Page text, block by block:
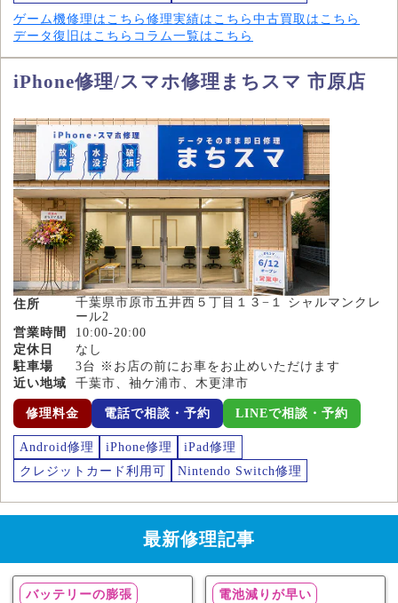
ゲーム機修理はこちら 修理実績はこちら 中古買取はこちら
データ復旧はこちら コラム一覧はこちら
iPhone修理/スマホ修理まちスマ 市原店
住所
千葉県市原市五井西５丁目１３−１ シャルマンクレ
ール2
営業時間
10:00-20:00
定休日
なし
駐車場
3台 ※お店の前にお車をお止めいただけます
近い地域
千葉市、袖ケ浦市、木更津市
修理料金 電話で相談・予約 LINEで相談・予約
Android修理 iPhone修理
iPad修理
クレジットカード利用可
Nintendo Switch修理
最新修理記事
バッテリーの膨張 電池減りが早い